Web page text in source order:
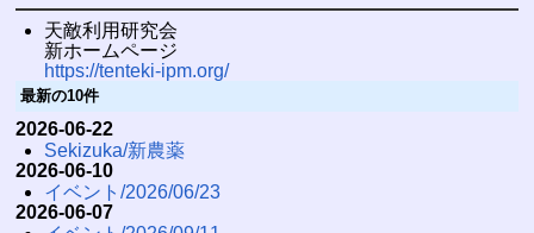
天敵利用研究会
新ホームページ
https://tenteki-ipm.org/
最新の10件
2026-06-22
Sekizuka/新農薬
2026-06-10
イベント/2026/06/23
2026-06-07